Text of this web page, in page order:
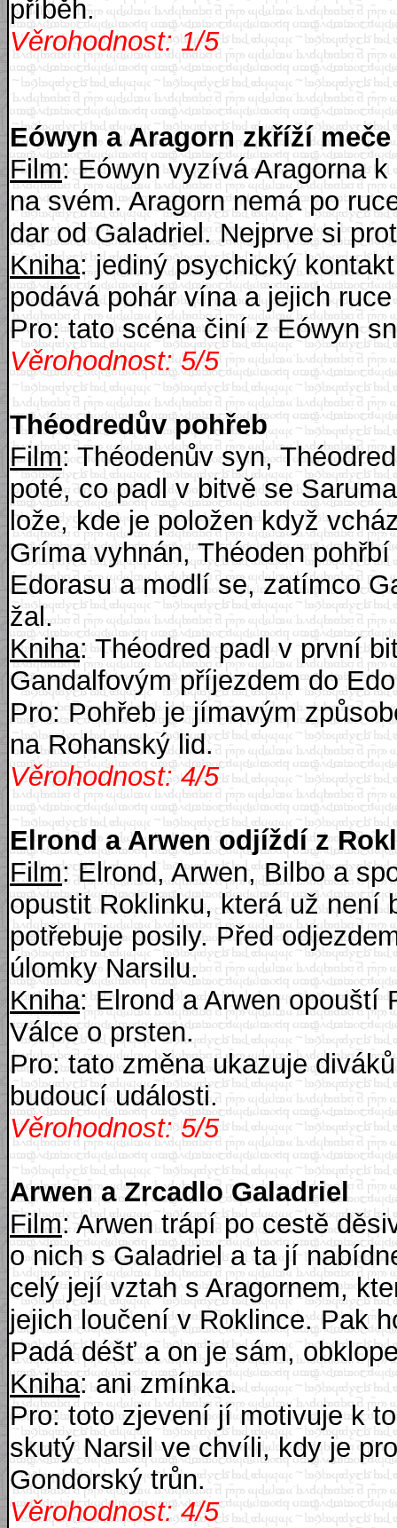
příběh.
Věrohodnost: 1/5
Eówyn a Aragorn zkříží meče
Film: Eówyn vyzívá Aragorna
na svém. Aragorn nemá po
dar od Galadriel. Nejprve si
Kniha: jediný psychický
podává pohár vína a jejich
Pro: tato scéna činí z Eówyn
Věrohodnost: 5/5
Théodredův pohřeb
Film: Théodenův syn,
poté, co padl v bitvě se
lože, kde je položen když
Gríma vyhnán, Théoden
Edorasu a modlí se, zatímco
žal.
Kniha: Théodred padl v první
Gandalfovým příjezdem do
Pro: Pohřeb je jímavým
na Rohanský lid.
Věrohodnost: 4/5
Elrond a Arwen odjíždí z
Film: Elrond, Arwen, Bilbo a
opustit Roklinku, která už není
potřebuje posily. Před
úlomky Narsilu.
Kniha: Elrond a Arwen opouští
Válce o prsten.
Pro: tato změna ukazuje
budoucí události.
Věrohodnost: 5/5
Arwen a Zrcadlo Galadriel
Film: Arwen trápí po cestě
o nich s Galadriel a ta jí
celý její vztah s Aragornem,
jejich loučení v Roklince. Pak
Padá déšť a on je sám,
Kniha: ani zmínka.
Pro: toto zjevení jí motivuje k
skutý Narsil ve chvíli, kdy je
Gondorský trůn.
Věrohodnost: 4/5